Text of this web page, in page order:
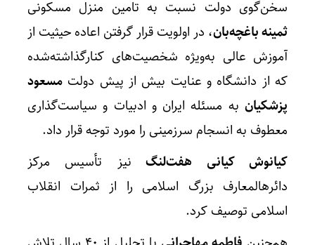
سخن‌گوی دولت نسبت به تامین منزل مسکونی
ثمینه باغچه‌بان، در اولویت قرار گرفتن اعاده حیثیت از
آموزش عالی به‌ویژه شخصیت‌های کنارگذاشته‌شده
که از دانشگاه و عنایت بیش از پیش دولت مسعود
پزشکیان به مسئله ایران و ادبیات و سیاست‌گذاری
معطوف به انسجام سرزمینی را مورد توجه قرار داد.
کیانوش کیانی هفت‌لنگ نیز تأسیس مرکز
دائرهالمعارف بزرگ اسلامی را از ثمرات انقلاب
اسلامی توصیف کرد.